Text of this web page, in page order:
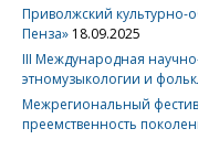
Приволжский культурно-
Пенза» 18.09.2025
III Международная
этномузыкологии и
Межрегиональный
преемственность